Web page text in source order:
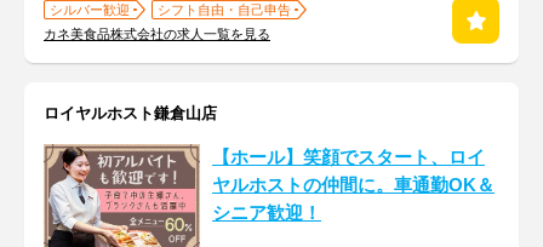
シルバー歓迎
シフト自由・自己申告
カネ美食品株式会社の求人一覧を見る
ロイヤルホスト鎌倉山店
【ホール】笑顔でスタート、ロイ
ヤルホストの仲間に。車通勤OK＆
シニア歓迎！